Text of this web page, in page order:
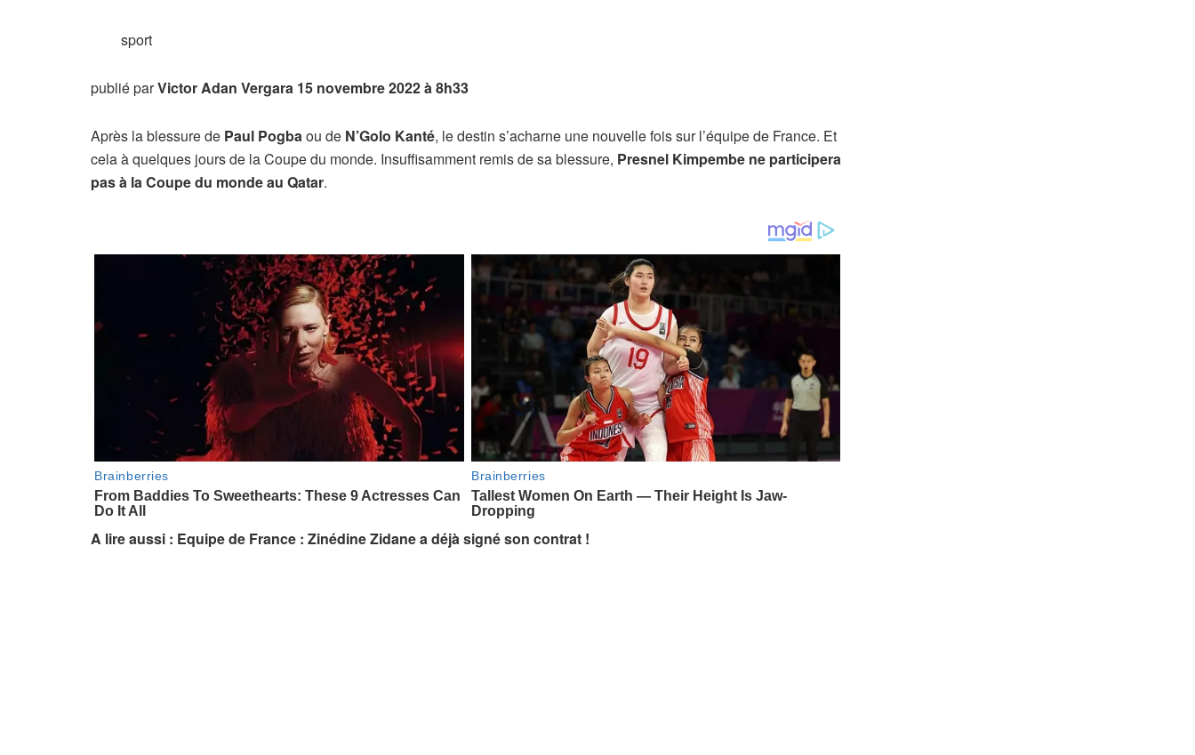
sport
publié parVictor Adan Vergara 15 novembre 2022 à 8h33
Après la blessure de Paul Pogba ou de N’Golo Kanté, le destin s’acharne une nouvelle fois sur l’équipe de France. Et
cela à quelques jours de la Coupe du monde. Insuffisamment remis de sa blessure, Presnel Kimpembe ne participera
pas à la Coupe du monde au Qatar.
A lire aussi : Equipe de France : Zinédine Zidane a déjà signé son contrat !